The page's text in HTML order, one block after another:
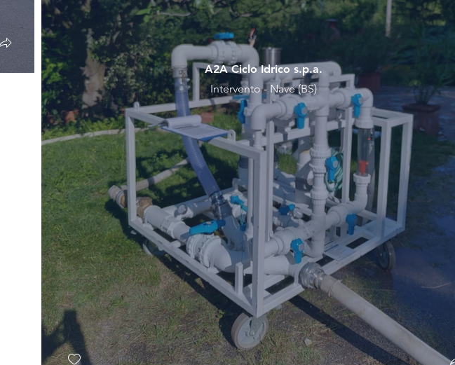
A2A Ciclo Idrico s.p.a.
Intervento - Nave (BS)